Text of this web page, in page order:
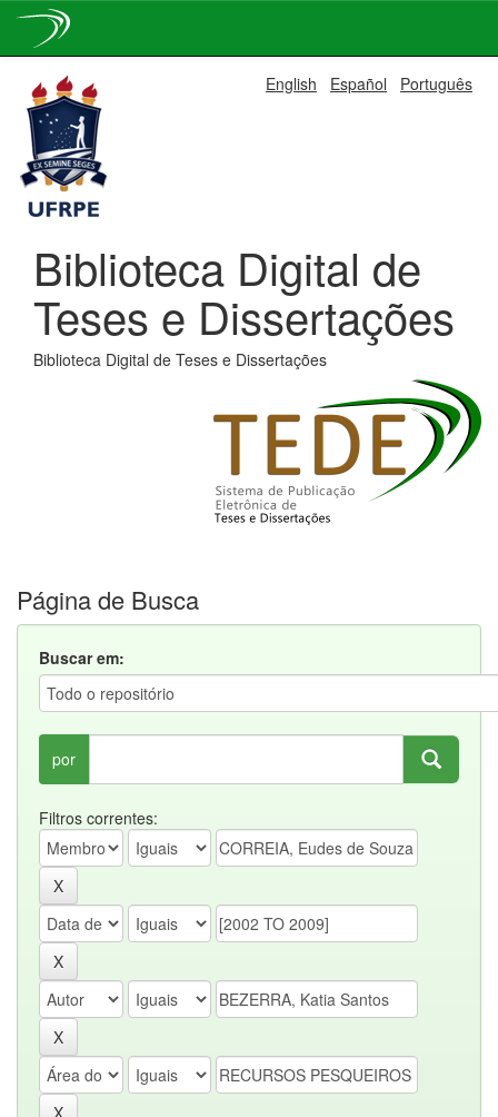
navigation
English Español Português
Biblioteca Digital de
Teses e Dissertações
Biblioteca Digital de Teses e Dissertações
Página de Busca
Buscar em:
por
Filtros correntes: